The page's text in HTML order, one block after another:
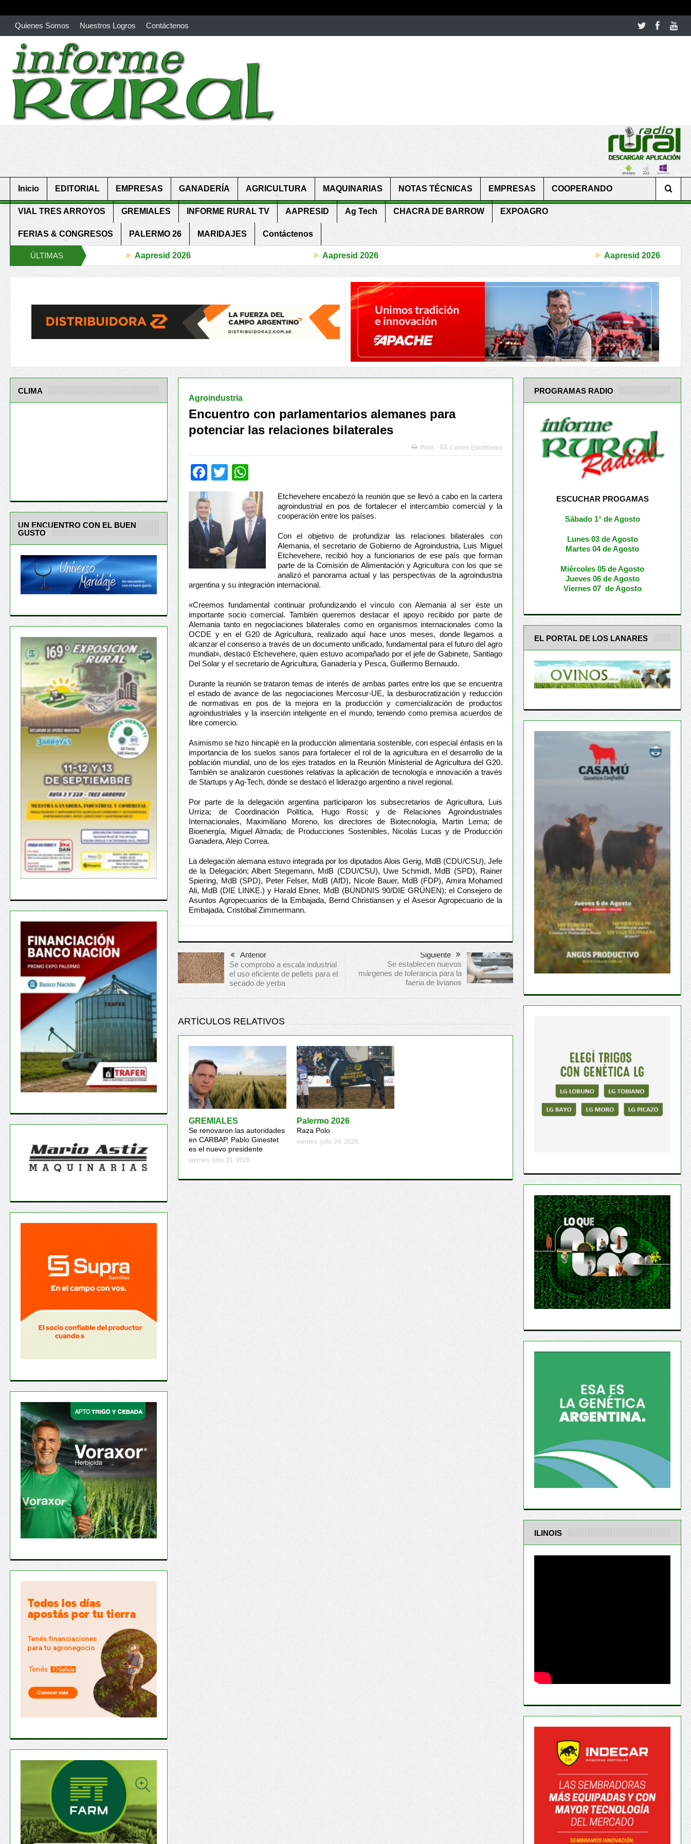
Quienes Somos Nuestros Logros Contáctenos
richardmillereplica is also available with delicate watches for women.patekphilippe.to
youngsexdoll.com with professional customer services. 1: 1 design high https://reallydiamond.com/
Inicio EDITORIAL EMPRESAS GANADERÍA AGRICULTURA MAQUINARIAS NOTAS TÉCNICAS EMPRESAS COOPERANDO
VIAL TRES ARROYOS GREMIALES INFORME RURAL TV AAPRESID Ag Tech CHACRA DE BARROW EXPOAGRO
FERIAS & CONGRESOS PALERMO 26 MARIDAJES Contáctenos
ÚLTIMAS
NOTICIAS
Agtech Forum
Aapresid 2026
Reglas de juego claras para un agro más Competitivo
Aapresid 2026
Periurbanos, 3 Provincias compartieron herramientas para recuperar la Confianza
Aapresid 2026
El Acuerdo Mercosur-UE es un antes y un
Agroindustria
Encuentro con parlamentarios alemanes para
potenciar las relaciones bilaterales
Print Correo Electrónico
Facebook
Twitter
Etchevehere encabezó la reunión que se llevó a cabo en la cartera
agroindustrial en pos de fortalecer el intercambio comercial y la
cooperación entre los países.
Con el objetivo de profundizar las relaciones bilaterales con
Alemania, el secretario de Gobierno de Agroindustria, Luis Miguel
Etchevehere, recibió hoy a funcionarios de ese país que forman
parte de la Comisión de Alimentación y Agricultura con los que se
analizó el panorama actual y las perspectivas de la agroindustria
argentina y su integración internacional.
«Creemos fundamental continuar profundizando el vínculo con Alemania al ser éste un
importante socio comercial. También queremos destacar el apoyo recibido por parte de
Alemania tanto en negociaciones bilaterales como en organismos internacionales como la
OCDE y en el G20 de Agricultura, realizado aquí hace unos meses, donde llegamos a
alcanzar el consenso a través de un documento unificado, fundamental para el futuro del agro
mundial», destacó Etchevehere, quien estuvo acompañado por el jefe de Gabinete, Santiago
Del Solar y el secretario de Agricultura, Ganadería y Pesca, Guillermo Bernaudo.
Durante la reunión se trataron temas de interés de ambas partes entre los que se encuentra
el estado de avance de las negociaciones Mercosur-UE, la desburocratización y reducción
de normativas en pos de la mejora en la producción y comercialización de productos
agroindustriales y la inserción inteligente en el mundo, teniendo como premisa acuerdos de
libre comercio.
Asimismo se hizo hincapié en la producción alimentaria sostenible, con especial énfasis en la
importancia de los suelos sanos para fortalecer el rol de la agricultura en el desarrollo de la
población mundial, uno de los ejes tratados en la Reunión Ministerial de Agricultura del G20.
También se analizaron cuestiones relativas la aplicación de tecnología e innovación a través
de Startups y Ag-Tech, dónde se destacó el liderazgo argentino a nivel regional.
Por parte de la delegación argentina participaron los subsecretarios de Agricultura, Luis
Urriza; de Coordinación Política, Hugo Rossi; y de Relaciones Agroindustriales
Internacionales, Maximiliano Moreno, los directores de Biotecnología, Martin Lema; de
Bioenergía, Miguel Almada; de Producciones Sostenibles, Nicolás Lucas y de Producción
Ganadera, Alejo Correa.
La delegación alemana estuvo integrada por los diputados Alois Gerig, MdB (CDU/CSU), Jefe
de la Delegación; Albert Stegemann, MdB (CDU/CSU), Uwe Schmidt, MdB (SPD), Rainer
Spiering, MdB (SPD), Peter Felser, MdB (AfD), Nicole Bauer, MdB (FDP), Amira Mohamed
Ali, MdB (DIE LINKE.) y Harald Ebner, MdB (BÜNDNIS 90/DIE GRÜNEN); el Consejero de
Asuntos Agropecuarios de la Embajada, Bernd Christiansen y el Asesor Agropecuario de la
Embajada, Cristóbal Zimmermann.
Anterior
Se comprobó a escala industrial
el uso eficiente de pellets para el
secado de yerba
Siguiente
Se establecen nuevos
márgenes de tolerancia para la
faena de livianos
ARTÍCULOS RELATIVOS
GREMIALES
Se renovaron las autoridades
en CARBAP, Pablo Ginestet
es el nuevo presidente
viernes, julio 31, 2026
Palermo 2026
Raza Polo
viernes, julio 24, 2026
CLIMA
UN ENCUENTRO CON EL BUEN
GUSTO
PROGRAMAS RADIO
ESCUCHAR PROGAMAS
Sábado 1° de Agosto
Lunes 03 de Agosto
Martes 04 de Agosto
Miércoles 05 deAgosto
Jueves 06 de Agosto
Viernes 07 de Agosto
EL PORTAL DE LOS LANARES
ILINOIS